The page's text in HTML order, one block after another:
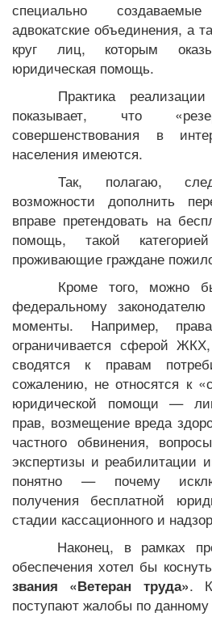
специально
адвокатские объединения, а
круг лиц, которым
юридическая помощь.
Практика
показывает, что
совершенствования в
населения имеются.
Так, полагаю,
возможности дополнить
вправе претендовать на
помощь, такой
проживающие граждане
Кроме того, можно
федеральному
моменты. Например,
ограничивается сферой
сводятся к правам
сожалению, не относятся к
юридической помощи —
прав, возмещение вреда
частного обвинения,
экспертизы и реабилитации
понятно — почему
получения бесплатной
стадии кассационного и
Наконец, в рамках
обеспечения хотел бы
звания «Ветеран труда». К
поступают жалобы по данному